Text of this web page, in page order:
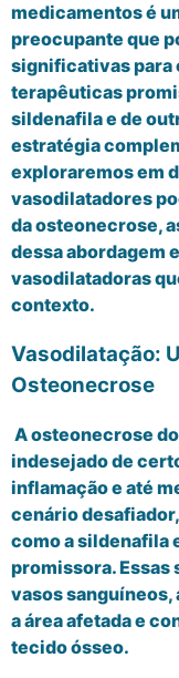
medicamentos é
preocupante que
significativas para
terapêuticas
sildenafila e de
estratégia
exploraremos em
vasodilatadores
da osteonecrose,
dessa abordagem
vasodilatadoras
contexto.
Vasodilatação:
Osteonecrose
A osteonecrose
indesejado de
inflamação e até
cenário
como a sildenafila
promissora. Essas
vasos sanguíneos,
a área afetada e
tecido ósseo.